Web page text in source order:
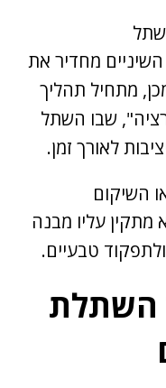
מחדיר את
מתחיל תהליך
שבו השתל
לאורך זמן.
השיקום
עליו מבנה
טבעיים.
השתלת